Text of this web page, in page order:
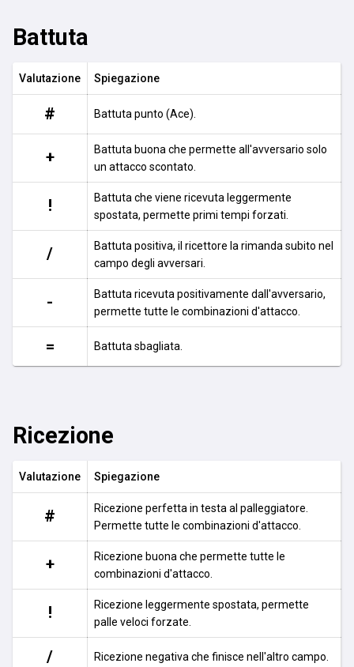
Battuta
Valutazione Spiegazione
# Battuta punto (Ace).
+
Battuta buona che permette all'avversario solo
un attacco scontato.
!
Battuta che viene ricevuta leggermente
spostata, permette primi tempi forzati.
/
Battuta positiva, il ricettore la rimanda subito nel
campo degli avversari.
-
Battuta ricevuta positivamente dall'avversario,
permette tutte le combinazioni d'attacco.
= Battuta sbagliata.
Ricezione
Valutazione Spiegazione
#
Ricezione perfetta in testa al palleggiatore.
Permette tutte le combinazioni d'attacco.
+
Ricezione buona che permette tutte le
combinazioni d'attacco.
!
Ricezione leggermente spostata, permette
palle veloci forzate.
/ Ricezione negativa che finisce nell'altro campo.